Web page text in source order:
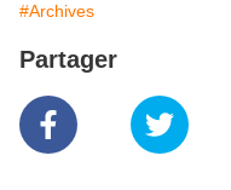
#Archives
Partager